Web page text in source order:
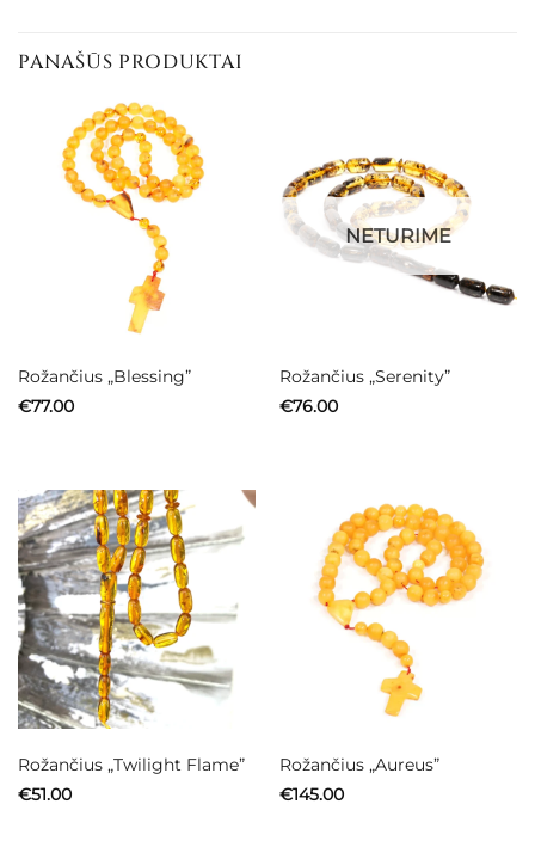
PANAŠŪS PRODUKTAI
Rožančius „Blessing”
€77.00
NETURIME
Rožančius „Serenity”
€76.00
Rožančius „Twilight Flame”
€51.00
Rožančius „Aureus”
€145.00